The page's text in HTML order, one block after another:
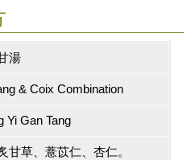
湯
& Coix Combination
Yi Gan Tang
甘草、薏苡仁、杏仁。